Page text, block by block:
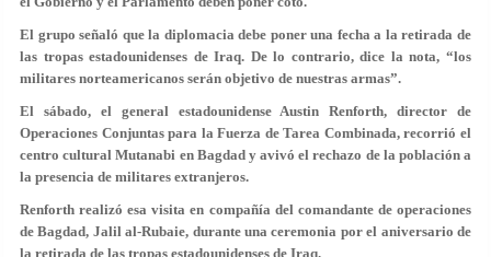
El grupo señaló que la diplomacia debe poner una fecha a la retirada de
las tropas estadounidenses de Iraq. De lo contrario, dice la nota, “los
militares norteamericanos serán objetivo de nuestras armas”.
El sábado, el general estadounidense Austin Renforth, director de
Operaciones Conjuntas para la Fuerza de Tarea Combinada, recorrió el
centro cultural Mutanabi en Bagdad y avivó el rechazo de la población a
la presencia de militares extranjeros.
Renforth realizó esa visita en compañía del comandante de operaciones
de Bagdad, Jalil al-Rubaie, durante una ceremonia por el aniversario de
la retirada de las tropas estadounidenses de Iraq.